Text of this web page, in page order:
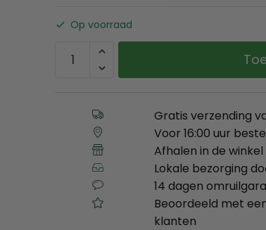
Op voorraad
Gratis verzending
Voor 16:00 uur
Afhalen in de winkel
Lokale bezorging
14 dagen
Beoordeeld met
klanten